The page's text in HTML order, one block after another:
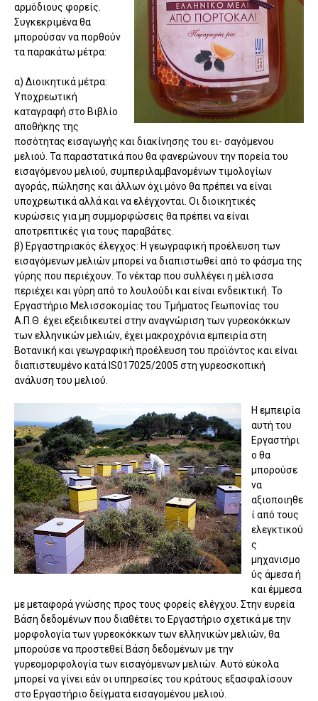
αρμόδιους φορείς.
Συγκεκριμένα θα
μπορούσαν να πορθούν
τα παρακάτω μέτρα:
α) Διοικητικά μέτρα:
Υποχρεωτική
καταγραφή στο Βιβλίο
αποθήκης της
ποσότητας εισαγωγής και διακίνησης του ει- σαγόμενου
μελιού. Τα παραστατικά που θα φανερώνουν την πορεία του
εισαγόμενου μελιού, συμπεριλαμβανομένων τιμολογίων
αγοράς, πώλησης και άλλων όχι μόνο θα πρέπει να είναι
υποχρεωτικά αλλά και να ελέγχονται. Οι διοικητικές
κυρώσεις για μη συμμορφώσεις θα πρέπει να είναι
αποτρεπτικές για τους παραβάτες.
β) Εργαστηριακός έλεγχος: Η γεωγραφική προέλευση των
εισαγόμενων μελιών μπορεί να διαπιστωθεί από το φάσμα της
γύρης που περιέχουν. Το νέκταρ που συλλέγει η μέλισσα
περιέχει και γύρη από το λουλούδι και είναι ενδεικτική. Το
Εργαστήριο Μελισσοκομίας του Τμήματος Γεωπονίας του
Α.Π.Θ. έχει εξειδικευτεί στην αναγνώριση των γυρεοκόκκων
των ελληνικών μελιών, έχει μακροχρόνια εμπειρία στη
Βοτανική και γεωγραφική προέλευση του προϊόντος και είναι
διαπιστευμένο κατά IS017025/2005 στη γυρεοσκοπική
ανάλυση του μελιού.
Η εμπειρία
αυτή του
Εργαστήρι
ο θα
μπορούσε
να
αξιοποιηθε
ί από τους
ελεγκτικού
ς
μηχανισμο
ύς άμεσα ή
και έμμεσα
με μεταφορά γνώσης προς τους φορείς ελέγχου. Στην ευρεία
Βάση δεδομένων που διαθέτει το Εργαστήριο σχετικά με την
μορφολογία των γυρεοκόκκων των ελληνικών μελιών, θα
μπορούσε να προστεθεί Βάση δεδομένων με την
γυρεομορφολογία των εισαγόμενων μελιών. Αυτό εύκολα
μπορεί να γίνει εάν οι υπηρεσίες του κράτους εξασφαλίσουν
στο Εργαστήριο δείγματα εισαγομένου μελιού.